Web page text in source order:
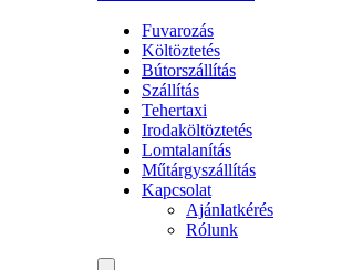
Fuvarozás
Költöztetés
Bútorszállítás
Szállítás
Tehertaxi
Irodaköltöztetés
Lomtalanítás
Műtárgyszállítás
Kapcsolat
Ajánlatkérés
Rólunk